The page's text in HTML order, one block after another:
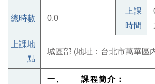
總時數 0.0
上課
時間
上課地
點
城區部 (地址：台北市萬華區
一、 課程簡介：